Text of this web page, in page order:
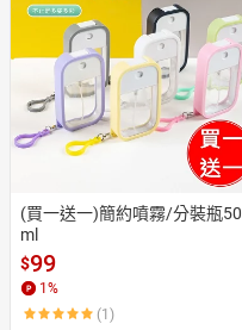
(買一送一)簡約噴霧/分裝瓶50
ml
$99
1%
(1)